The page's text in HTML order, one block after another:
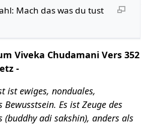
Mach das was du tust
Viveka Chudamani Vers 352
-
ist ewiges, nonduales,
Es ist Zeuge des
(buddhy adi sakshin), anders als